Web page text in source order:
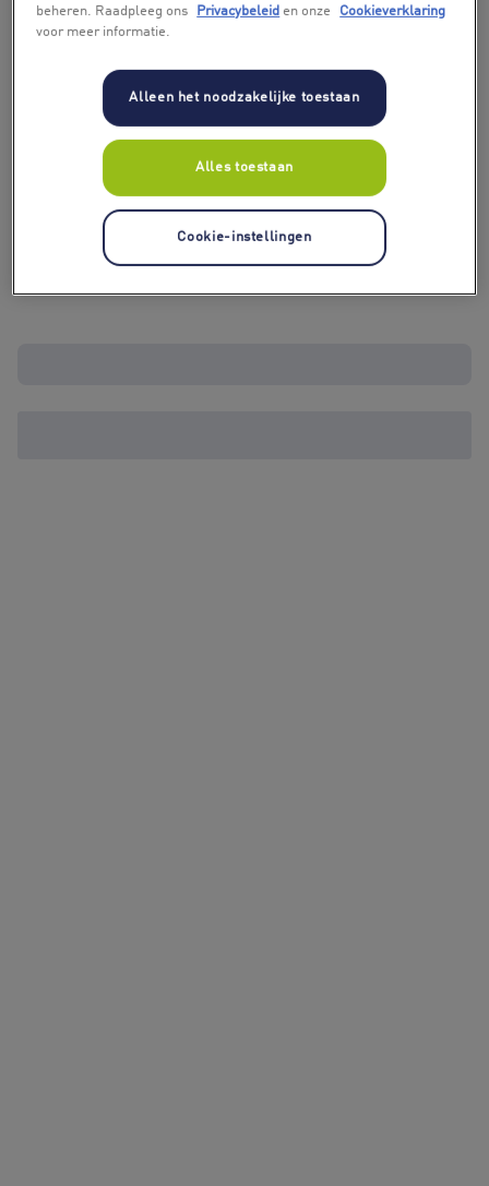
beheren. Raadpleeg ons
Privacybeleid en onze
Cookieverklaring
voor meer informatie.
Alleen het noodzakelijke toestaan
Alles toestaan
Cookie-instellingen